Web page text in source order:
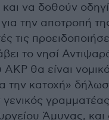
και να δοθούν
την αποτροπή
τις
το νησί
θα είναι
την κατοχή»
Άμυνας,